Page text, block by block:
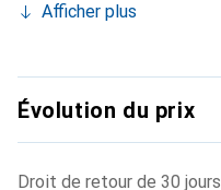
Afficher plus
Évolution du prix
Droit de retour de 30 jours